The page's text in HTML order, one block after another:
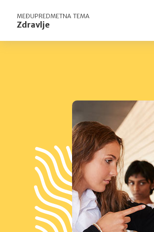
MEĐUPREDMETNA TEMA
Zdravlje